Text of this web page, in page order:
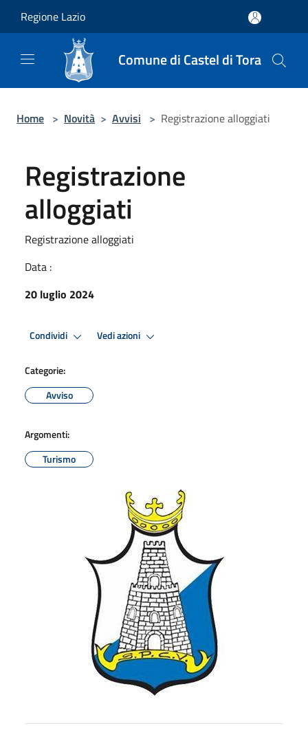
Regione Lazio
Comune di Castel di Tora
Home > Novità > Avvisi > Registrazione alloggiati
Registrazione
alloggiati
Registrazione alloggiati
Data :
20 luglio 2024
Condividi Vedi azioni
Categorie:
Avviso
Argomenti:
Turismo